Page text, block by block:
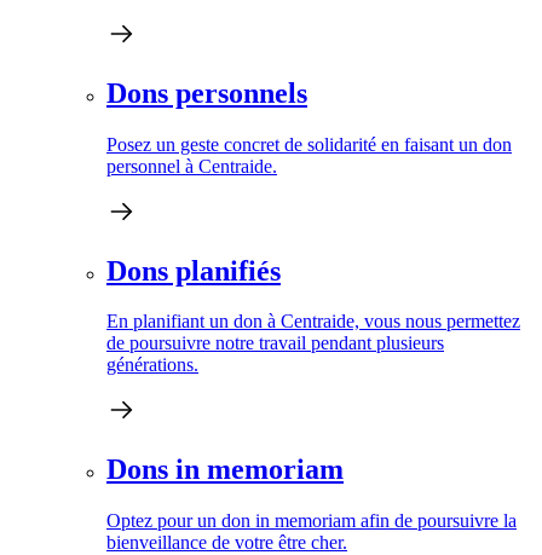
Dons personnels
Posez un geste concret de solidarité en faisant un don
personnel à Centraide.
Dons planifiés
En planifiant un don à Centraide, vous nous permettez
de poursuivre notre travail pendant plusieurs
générations.
Dons in memoriam
Optez pour un don in memoriam afin de poursuivre la
bienveillance de votre être cher.